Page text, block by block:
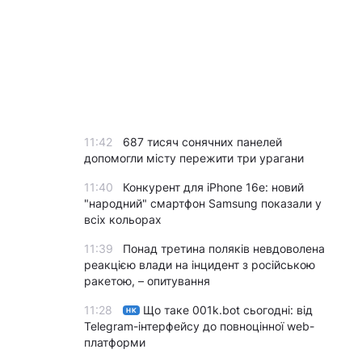
11:42
687 тисяч сонячних панелей
допомогли місту пережити три урагани
11:40
Конкурент для iPhone 16e: новий
"народний" смартфон Samsung показали у
всіх кольорах
11:39
Понад третина поляків невдоволена
реакцією влади на інцидент з російською
ракетою, – опитування
11:28 НК
Що таке 001k.bot сьогодні: від
Telegram-інтерфейсу до повноцінної web-
платформи